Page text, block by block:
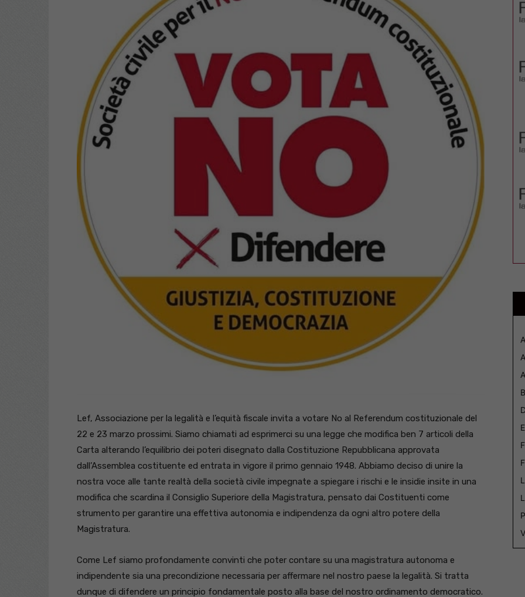
Lef, Associazione per la legalità e l’equità fiscale invita a votare No al Referendum costituzionale del
22 e 23 marzo prossimi. Siamo chiamati ad esprimerci su una legge che modifica ben 7 articoli della
Carta alterando l’equilibrio dei poteri disegnato dalla Costituzione Repubblicana approvata
dall’Assemblea costituente ed entrata in vigore il primo gennaio 1948. Abbiamo deciso di unire la
nostra voce alle tante realtà della società civile impegnate a spiegare i rischi e le insidie insite in una
modifica che scardina il Consiglio Superiore della Magistratura, pensato dai Costituenti come
strumento per garantire una effettiva autonomia e indipendenza da ogni altro potere della
Magistratura.
Come Lef siamo profondamente convinti che poter contare su una magistratura autonoma e
indipendente sia una precondizione necessaria per affermare nel nostro paese la legalità. Si tratta
dunque di difendere un principio fondamentale posto alla base del nostro ordinamento democratico.